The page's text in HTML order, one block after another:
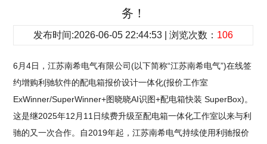
务！
发布时间:2026-06-05 22:44:53 | 浏览次数： 106
6月4日，江苏南希电气有限公司(以下简称“江苏南希电气”)在线签
约增购利驰软件的配电箱报价设计一体化(报价工作室
ExWinner/SuperWinner+图晓晓AI识图+配电箱快装 SuperBox)。
这是继2025年12月11日续费升级至配电箱一体化工作室以来与利
驰的又一次合作。自2019年起，江苏南希电气持续使用利驰报价